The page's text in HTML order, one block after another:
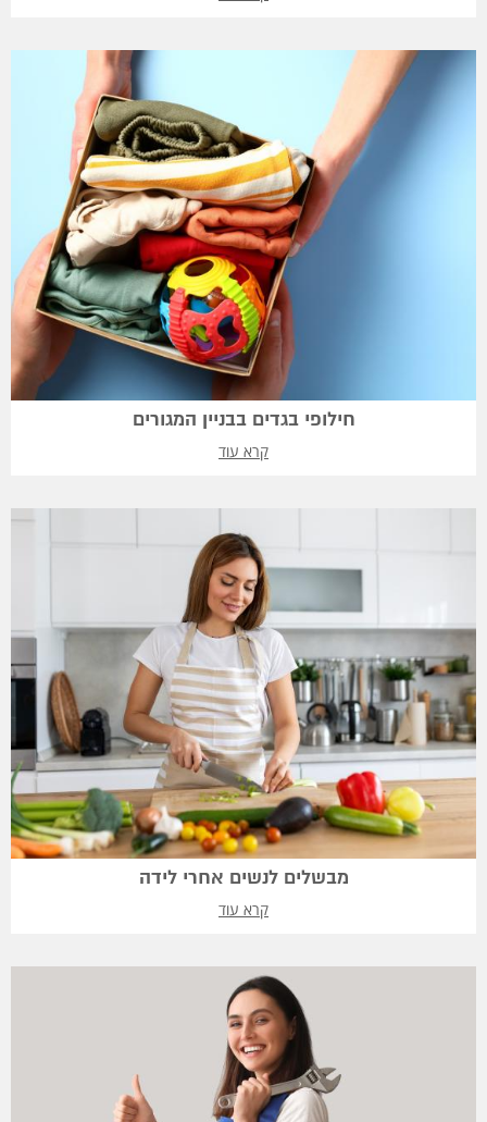
חילופי בגדים בבניין המגורים
קרא עוד
מבשלים לנשים אחרי לידה
קרא עוד